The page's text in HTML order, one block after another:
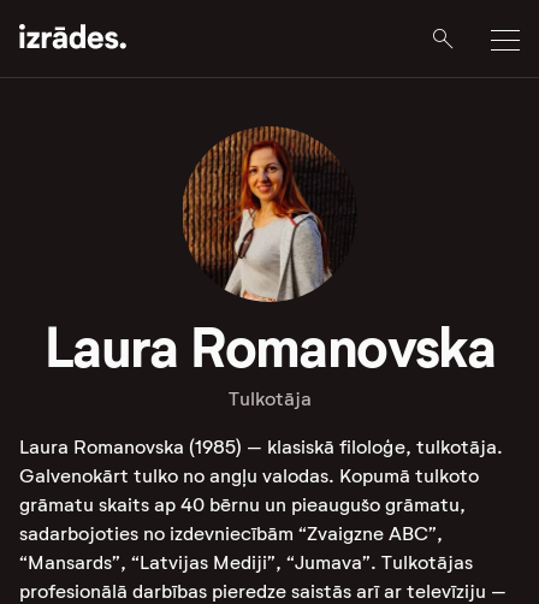
Laura Romanovska
Tulkotāja
Laura Romanovska (1985) – klasiskā filoloģe, tulkotāja.
Galvenokārt tulko no angļu valodas. Kopumā tulkoto
grāmatu skaits ap 40 bērnu un pieaugušo grāmatu,
sadarbojoties no izdevniecībām “Zvaigzne ABC”,
“Mansards”, “Latvijas Mediji”, “Jumava”. Tulkotājas
profesionālā darbības pieredze saistās arī ar televīziju –